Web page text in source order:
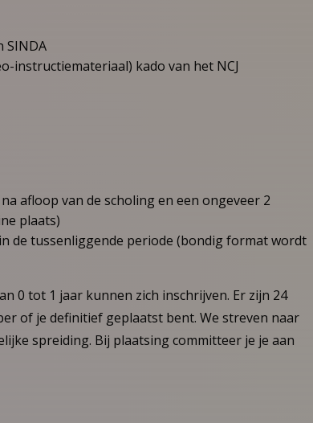
SINDA
instructiemateriaal) kado van het NCJ
afloop van de scholing en een ongeveer 2
plaats)
de tussenliggende periode (bondig format wordt
0 tot 1 jaar kunnen zich inschrijven. Er zijn 24
of je definitief geplaatst bent. We streven naar
spreiding. Bij plaatsing committeer je je aan